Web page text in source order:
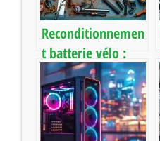
Reconditionnemen
t batterie vélo :
tout ce que vous
devez savoir